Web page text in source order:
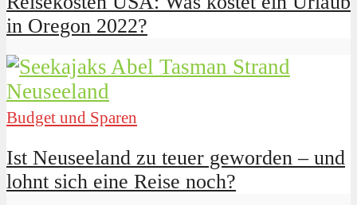
in Oregon 2022?
Budget und Sparen
Ist Neuseeland zu teuer geworden – und
lohnt sich eine Reise noch?